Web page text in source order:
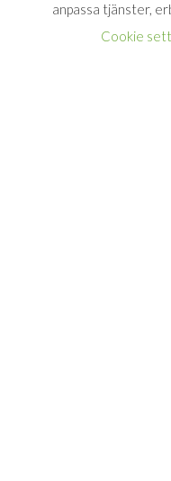
anpassa tjänster,
Cookie